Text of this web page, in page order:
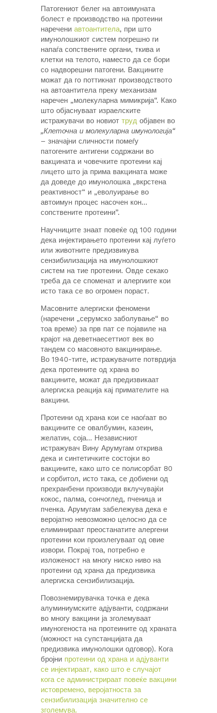
Патогениот белег на автоимуната
болест е производство на протеини
наречени автоантитела, при што
имунолошкиот систем погрешно ги
напаѓа сопствените органи, ткива и
клетки на телото, наместо да се бори
со надворешни патогени. Вакцините
можат да го поттикнат производството
на автоантитела преку механизам
наречен „молекуларна мимикрија“. Како
што објаснуваат израелските
истражувачи во новиот труд објавен во
„Клеточна и молекуларна имунологија“
– значајни сличности помеѓу
патогените антигени содржани во
вакцината и човечките протеини кај
лицето што ја прима вакцината може
да доведе до имунолошка „вкрстена
реактивност“ и „еволуирање во
автоимун процес насочен кон…
сопствените протеини”.
Научниците знаат повеќе од 100 години
дека инјектирањето протеини кај луѓето
или животните предизвикува
сензибилизација на имунолошкиот
систем на тие протеини. Овде секако
треба да се споменат и алергиите кои
исто така се во огромен пораст.
Масовните алергиски феномени
(наречени „серумско заболување“ во
тоа време) за прв пат се појавиле на
крајот на деветнаесеттиот век во
тандем со масовното вакцинирање.
Во 1940-тите, истражувачите потврдија
дека протеините од храна во
вакцините, можат да предизвикаат
алергиска реација кај примателите на
вакцини.
Протеини од храна кои се наоѓаат во
вакцините се овалбумин, казеин,
желатин, соја… Независниот
истражувач Вину Арумугам открива
дека и синтетичките состојки во
вакцините, како што се полисорбат 80
и сорбитол, исто така, се добиени од
прехранбени производи вклучувајќи
кокос, палма, сончоглед, пченица и
пченка. Арумугам забележува дека е
веројатно невозможно целосно да се
елиминираат преостанатите алергени
протеини кои произлегуваат од овие
извори. Покрај тоа, потребно е
изложеност на многу ниско ниво на
протеини од храна да предизвика
алергиска сензибилизација.
Повознемирувачка точка е дека
алуминиумските адјуванти, содржани
во многу вакцини ја зголемуваат
имуногеноста на протеините од храната
(можност на супстанцијата да
предизвика имунолошки одговор). Кога
бројни протеини од храна и адјуванти
се инјектираат, како што е случајот
кога се администрираат повеќе вакцини
истовремено, веројатноста за
сензибилизација значително се
зголемува.